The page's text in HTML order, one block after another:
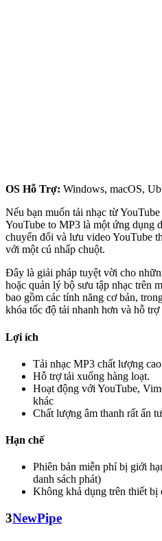
OS Hỗ Trợ: Windows, macOS,
Nếu bạn muốn tải nhạc từ
YouTube to MP3 là một ứng dụng
chuyển đổi và lưu video YouTube
với một cú nhấp chuột.
Đây là giải pháp tuyệt vời cho
hoặc quản lý bộ sưu tập nhạc trên
bao gồm các tính năng cơ bản,
khóa tốc độ tải nhanh hơn và hỗ
Lợi ích
Tải nhạc MP3 chất lượng cao
Hỗ trợ tải xuống hàng loạt.
Hoạt động với YouTube,
khác
Chất lượng âm thanh rất ấn
Hạn chế
Phiên bản miễn phí bị giới
danh sách phát)
Không khả dụng trên thiết bị
3NewPipe